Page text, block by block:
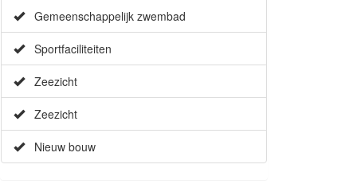
Gemeenschappelijk zwembad
Sportfaciliteiten
Zeezicht
Zeezicht
Nieuw bouw